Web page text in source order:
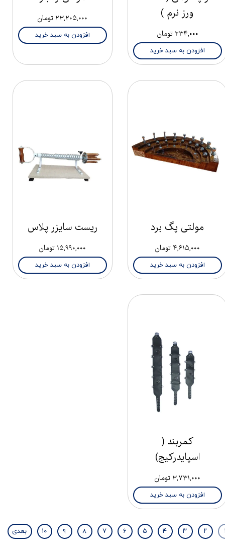
ورز نرم )
۲۳۴,۰۰۰ تومان
افزودن به سبد خرید
۲۳,۲۰۵,۰۰۰ تومان
افزودن به سبد خرید
مولتی پگ برد
۴,۶۱۵,۰۰۰ تومان
افزودن به سبد خرید
ریست سایزر پلاس
۱۵,۹۹۰,۰۰۰ تومان
افزودن به سبد خرید
کمربند (
اسپایدرکیج)
۳,۷۳۱,۰۰۰ تومان
افزودن به سبد خرید
۲ ۳ ۴ ۵ ۶ ۷ ۸ ۹ ۱۰ بعدی